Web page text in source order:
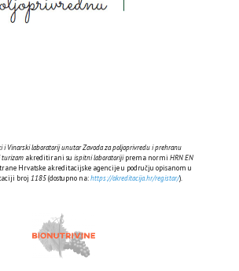
i Vinarski laboratorij unutar Zavoda za poljoprivredu i prehranu
turizam akreditirani su ispitni laboratorijiprema normi HRN EN
Hrvatske akreditacijske agencije u području opisanom u
broj 1185(dostupno na:https://akreditacija.hr/registar/).